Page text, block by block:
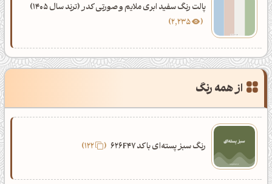
پالت رنگ سفید ابری ملایم و صورتی کدر (ترند سال 1405)
2,235
از همه رنگ
رنگ سبز پسته‌ای با کد 626F47 122